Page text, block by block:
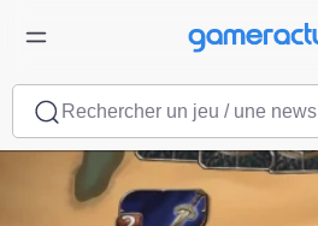
Rechercher un jeu / une news